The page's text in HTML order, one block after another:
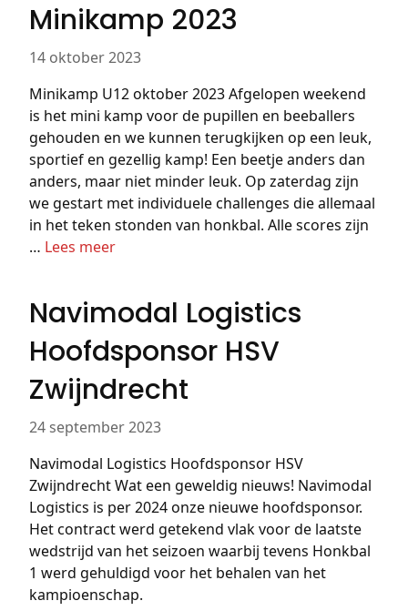
Minikamp 2023
14 oktober 2023
Minikamp U12 oktober 2023 Afgelopen weekend
is het mini kamp voor de pupillen en beeballers
gehouden en we kunnen terugkijken op een leuk,
sportief en gezellig kamp! Een beetje anders dan
anders, maar niet minder leuk. Op zaterdag zijn
we gestart met individuele challenges die allemaal
in het teken stonden van honkbal. Alle scores zijn
… Lees meer
Navimodal Logistics
Hoofdsponsor HSV
Zwijndrecht
24 september 2023
Navimodal Logistics Hoofdsponsor HSV
Zwijndrecht Wat een geweldig nieuws! Navimodal
Logistics is per 2024 onze nieuwe hoofdsponsor.
Het contract werd getekend vlak voor de laatste
wedstrijd van het seizoen waarbij tevens Honkbal
1 werd gehuldigd voor het behalen van het
kampioenschap.